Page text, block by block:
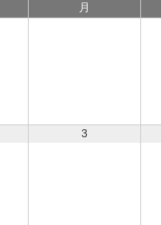
月
3